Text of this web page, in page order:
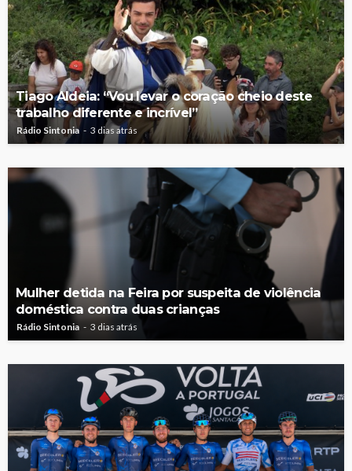
Tiago Aldeia: “Vou levar o coração cheio deste
trabalho diferente e incrível”
Rádio Sintonia 3 dias atrás
Mulher detida na Feira por suspeita de violência
doméstica contra duas crianças
Rádio Sintonia 3 dias atrás